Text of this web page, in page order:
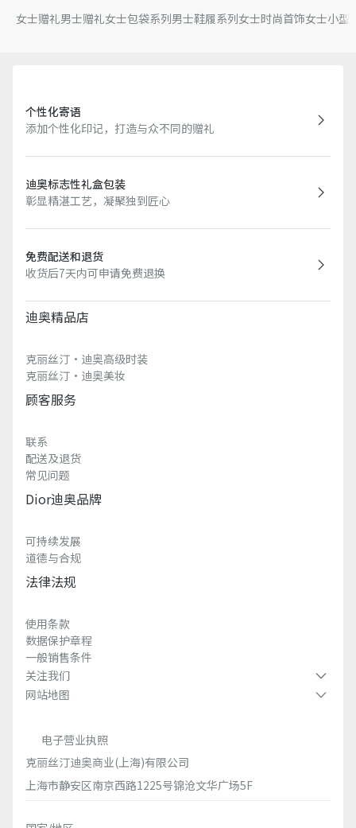
女士赠礼男士赠礼女士包袋系列男士鞋履系列女士时尚首饰女士小型
个性化寄语
添加个性化印记，打造与众不同的赠礼
迪奥标志性礼盒包装
彰显精湛工艺，凝聚独到匠心
免费配送和退货
收货后7天内可申请免费退换
迪奥精品店
克丽丝汀·迪奥高级时装
克丽丝汀·迪奥美妆
顾客服务
联系
配送及退货
常见问题
Dior迪奥品牌
可持续发展
道德与合规
法律法规
使用条款
数据保护章程
一般销售条件
关注我们
网站地图
电子营业执照
克丽丝汀迪奥商业(上海)有限公司
上海市静安区南京西路1225号锦沧文华广场5F